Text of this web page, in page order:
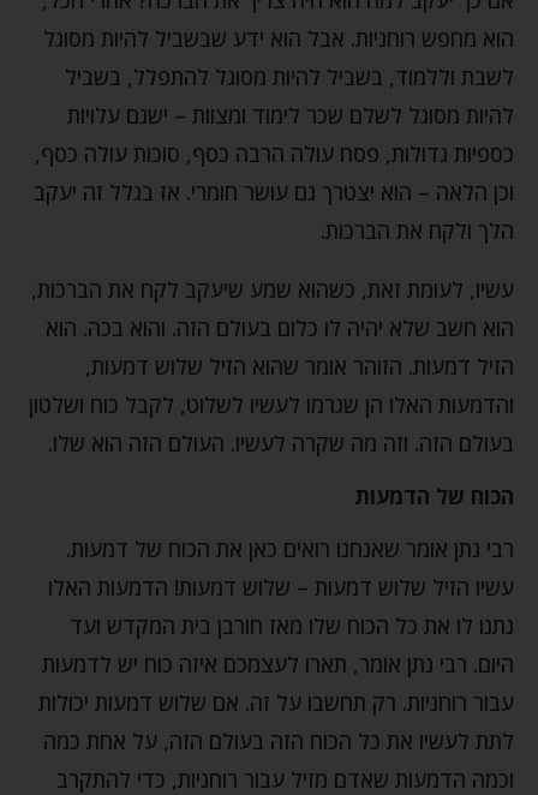
הוא מחפש רוחניות. אבל הוא ידע שבשביל להיות מסוגל
לשבת וללמוד, בשביל להיות מסוגל להתפלל, בשביל
להיות מסוגל לשלם שכר לימוד ומצוות – ישנם עלויות
כספיות גדולות, פסח עולה הרבה כסף, סוכות עולה כסף,
וכן הלאה – הוא יצטרך גם עושר חומרי. אז בגלל זה יעקב
הלך ולקח את הברכות.
עשיו, לעומת זאת, כשהוא שמע שיעקב לקח את הברכות,
הוא חשב שלא יהיה לו כלום בעולם הזה. והוא בכה. הוא
הזיל דמעות. הזוהר אומר שהוא הזיל שלוש דמעות,
והדמעות האלו הן שגרמו לעשיו לשלוט, לקבל כוח ושלטון
בעולם הזה. וזה מה שקרה לעשיו. העולם הזה הוא שלו.
הכוח של הדמעות
רבי נתן אומר שאנחנו רואים כאן את הכוח של דמעות.
עשיו הזיל שלוש דמעות – שלוש דמעות! הדמעות האלו
נתנו לו את כל הכוח שלו מאז חורבן בית המקדש ועד
היום. רבי נתן אומר, תארו לעצמכם איזה כוח יש לדמעות
עבור רוחניות. רק תחשבו על זה. אם שלוש דמעות יכולות
לתת לעשיו את כל הכוח הזה בעולם הזה, על אחת כמה
וכמה הדמעות שאדם מזיל עבור רוחניות, כדי להתקרב